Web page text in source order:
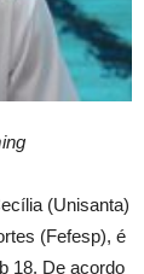
(Unisanta)
(Fefesp), é
18. De acordo